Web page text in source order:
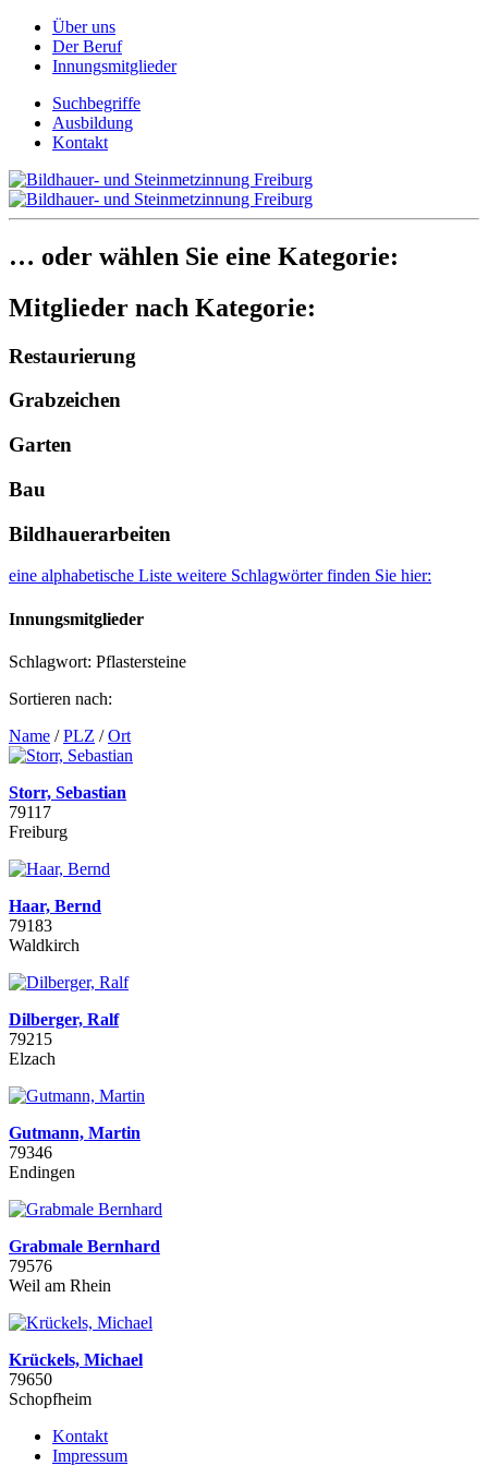
Über uns
Der Beruf
Innungsmitglieder
Suchbegriffe
Ausbildung
Kontakt
… oder wählen Sie eine Kategorie:
Mitglieder nach Kategorie:
Restaurierung
Grabzeichen
Garten
Bau
Bildhauerarbeiten
eine alphabetische Liste weitere Schlagwörter finden Sie hier:
Innungsmitglieder
Schlagwort: Pflastersteine
Sortieren nach:
Name /PLZ /Ort
Storr, Sebastian
79117
Freiburg
Haar, Bernd
79183
Waldkirch
Dilberger, Ralf
79215
Elzach
Gutmann, Martin
79346
Endingen
Grabmale Bernhard
79576
Weil am Rhein
Krückels, Michael
79650
Schopfheim
Kontakt
Impressum